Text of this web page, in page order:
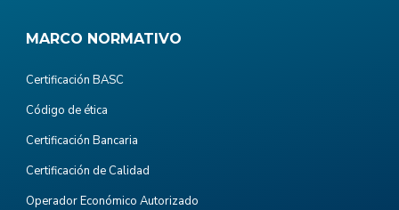
MARCO NORMATIVO
Certificación BASC
Código de ética
Certificación Bancaria
Certificación de Calidad
Operador Económico Autorizado